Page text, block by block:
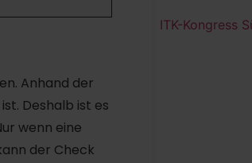
Anhand der
Deshalb ist es
wenn eine
der Check
ITK-Kongress